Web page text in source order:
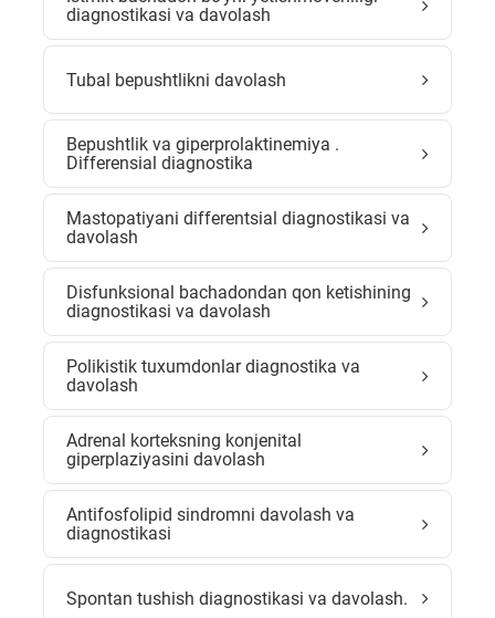
diagnostikasi va davolash
Tubal bepushtlikni davolash
Bepushtlik va giperprolaktinemiya .
Differensial diagnostika
Mastopatiyani differentsial diagnostikasi va
davolash
Disfunksional bachadondan qon ketishining
diagnostikasi va davolash
Polikistik tuxumdonlar diagnostika va
davolash
Adrenal korteksning konjenital
giperplaziyasini davolash
Antifosfolipid sindromni davolash va
diagnostikasi
Spontan tushish diagnostikasi va davolash.